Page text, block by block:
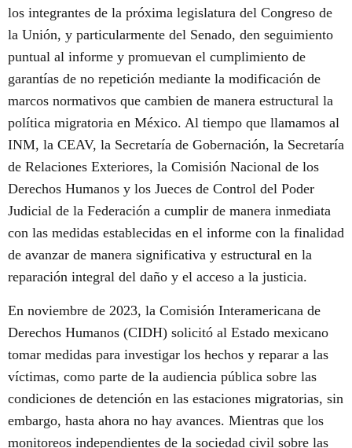
los integrantes de la próxima legislatura del Congreso de
la Unión, y particularmente del Senado, den seguimiento
puntual al informe y promuevan el cumplimiento de
garantías de no repetición mediante la modificación de
marcos normativos que cambien de manera estructural la
política migratoria en México. Al tiempo que llamamos al
INM, la CEAV, la Secretaría de Gobernación, la Secretaría
de Relaciones Exteriores, la Comisión Nacional de los
Derechos Humanos y los Jueces de Control del Poder
Judicial de la Federación a cumplir de manera inmediata
con las medidas establecidas en el informe con la finalidad
de avanzar de manera significativa y estructural en la
reparación integral del daño y el acceso a la justicia.
En noviembre de 2023, la Comisión Interamericana de
Derechos Humanos (CIDH) solicitó al Estado mexicano
tomar medidas para investigar los hechos y reparar a las
víctimas, como parte de la audiencia pública sobre las
condiciones de detención en las estaciones migratorias, sin
embargo, hasta ahora no hay avances. Mientras que los
monitoreos independientes de la sociedad civil sobre las